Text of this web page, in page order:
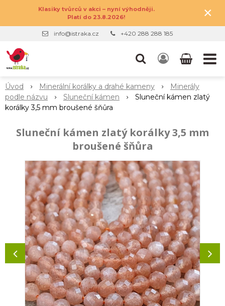
Klasiky tvůrců v akci – nyní výhodněji.
Platí do 23.8.2026!
×
info@istraka.cz +420 288 288 185
Úvod Minerální korálky a drahé kameny
Minerály
podle názvu
Sluneční kámen
Sluneční kámen zlatý
korálky 3,5 mm broušené šňůra
Sluneční kámen zlatý korálky 3,5 mm
broušené šňůra